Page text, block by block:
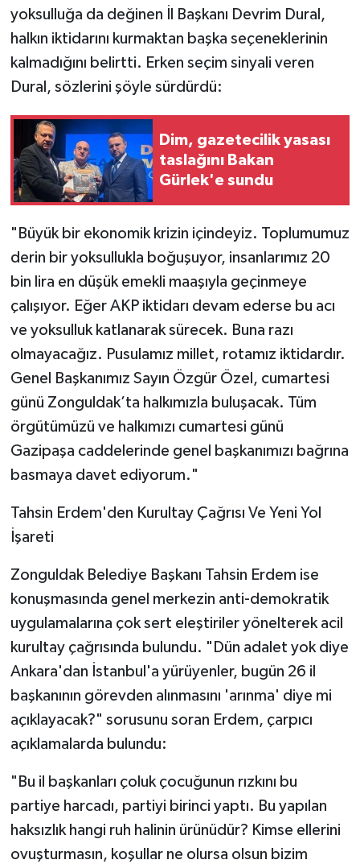
yoksulluğa da değinen İl Başkanı Devrim Dural,
halkın iktidarını kurmaktan başka seçeneklerinin
kalmadığını belirtti. Erken seçim sinyali veren
Dural, sözlerini şöyle sürdürdü:
Dim, gazetecilik yasası
taslağını Bakan
Gürlek'e sundu
​"Büyük bir ekonomik krizin içindeyiz. Toplumumuz
derin bir yoksullukla boğuşuyor, insanlarımız 20
bin lira en düşük emekli maaşıyla geçinmeye
çalışıyor. Eğer AKP iktidarı devam ederse bu acı
ve yoksulluk katlanarak sürecek. Buna razı
olmayacağız. Pusulamız millet, rotamız iktidardır.
Genel Başkanımız Sayın Özgür Özel, cumartesi
günü Zonguldak’ta halkımızla buluşacak. Tüm
örgütümüzü ve halkımızı cumartesi günü
Gazipaşa caddelerinde genel başkanımızı bağrına
basmaya davet ediyorum."
​Tahsin Erdem'den Kurultay Çağrısı Ve Yeni Yol
İşareti
​Zonguldak Belediye Başkanı Tahsin Erdem ise
konuşmasında genel merkezin anti-demokratik
uygulamalarına çok sert eleştiriler yönelterek acil
kurultay çağrısında bulundu. "Dün adalet yok diye
Ankara'dan İstanbul'a yürüyenler, bugün 26 il
başkanının görevden alınmasını 'arınma' diye mi
açıklayacak?" sorusunu soran Erdem, çarpıcı
açıklamalarda bulundu:
​"Bu il başkanları çoluk çocuğunun rızkını bu
partiye harcadı, partiyi birinci yaptı. Bu yapılan
haksızlık hangi ruh halinin ürünüdür? Kimse ellerini
ovuşturmasın, koşullar ne olursa olsun bizim